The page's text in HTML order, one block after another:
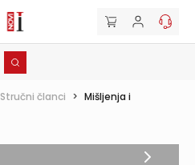
Stručni članci > Mišljenja i